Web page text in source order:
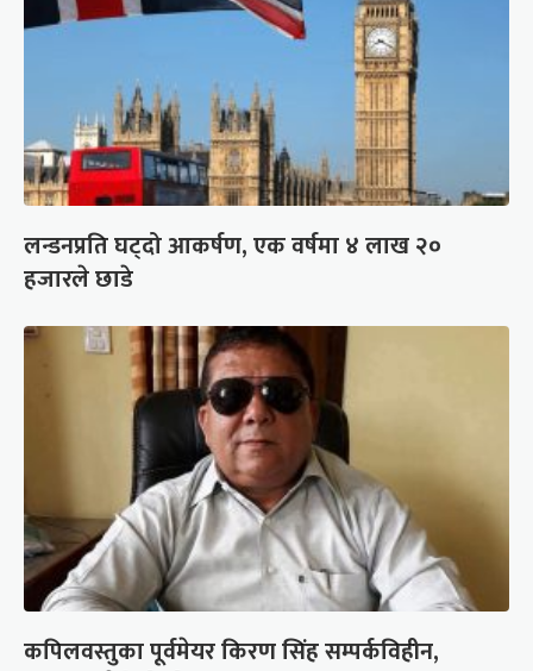
लन्डनप्रति घट्दो आकर्षण, एक वर्षमा ४ लाख २०
हजारले छाडे
कपिलवस्तुका पूर्वमेयर किरण सिंह सम्पर्कविहीन,